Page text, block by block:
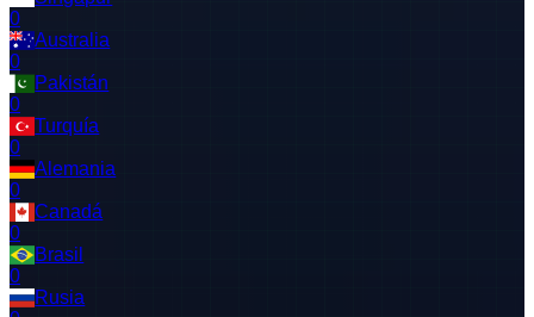
0
Australia
0
Pakistán
0
Turquía
0
Alemania
0
Canadá
0
Brasil
0
Rusia